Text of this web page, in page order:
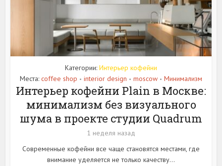
Категории: Интерьер кофейни
Места: coffee shop • interior design • moscow • Минимализм
Интерьер кофейни Plain в Москве:
минимализм без визуального
шума в проекте студии Quadrum
1 неделя назад
Современные кофейни все чаще становятся местами, где
внимание уделяется не только качеству...